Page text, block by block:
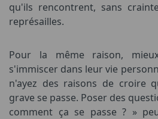
qu'ils rencontrent, sans
représailles.
Pour la même raison,
s'immiscer dans leur vie
n'ayez des raisons de croire
grave se passe. Poser des
comment ça se passe ? »